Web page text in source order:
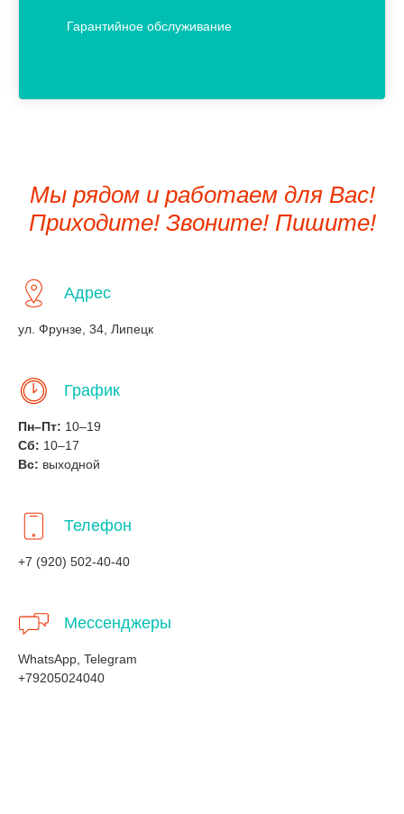
Гарантийное обслуживание
Мы рядом и работаем для Вас!
Приходите! Звоните! Пишите!
Адрес
ул. Фрунзе, 34, Липецк
График
Пн–Пт: 10–19
Сб: 10–17
Вс: выходной
Телефон
+7 (920) 502-40-40
Мессенджеры
WhatsApp, Telegram
+79205024040